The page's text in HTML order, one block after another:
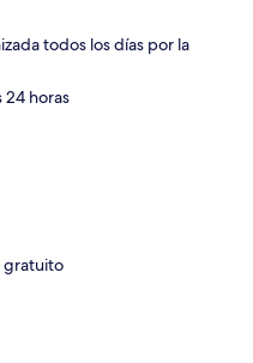
todos los días por la
24 horas
gratuito